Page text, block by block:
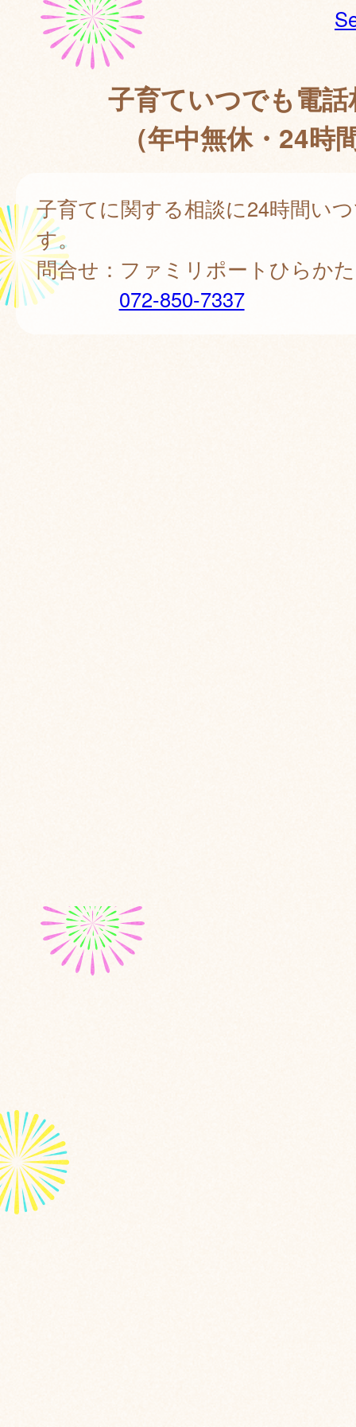
子育ていつでも電話
（年中無休・24時
子育てに関する相談に24時間い
す。
問合せ：ファミリポートひらかた
072-850-7337